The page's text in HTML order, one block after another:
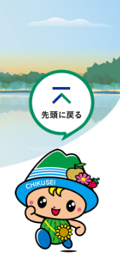
筑西市